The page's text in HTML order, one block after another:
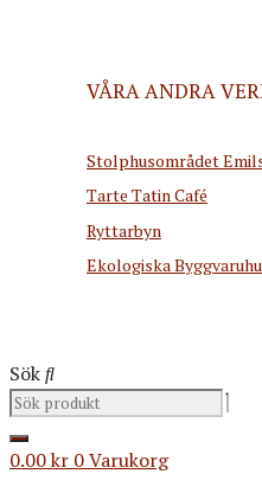
VÅRA ANDRA
Stolphusområdet
Tarte Tatin Café
Ryttarbyn
Ekologiska
Sök
0.00kr 0Varukorg